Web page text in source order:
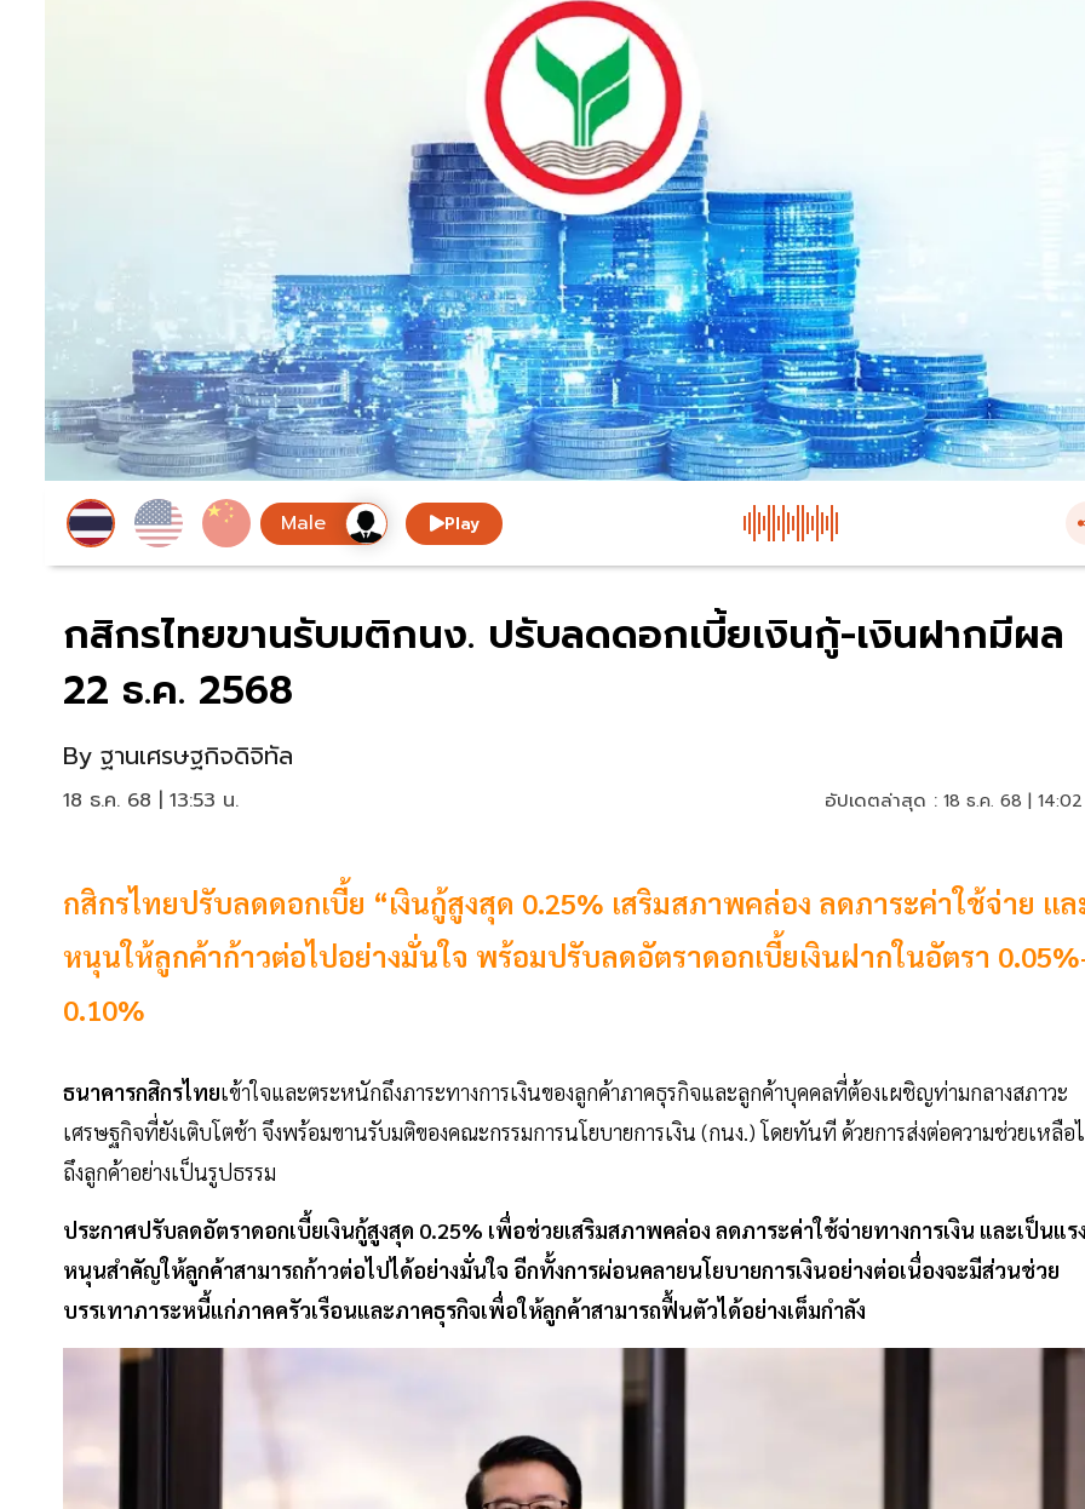
Play
กสิกรไทยขานรับมติกนง. ปรับลดดอกเบี้ยเงินกู้-เงินฝากมีผล
22 ธ.ค. 2568
By ฐานเศรษฐกิจดิจิทัล
18 ธ.ค. 68 | 13:53 น. อัปเดตล่าสุด : 18 ธ.ค. 68 |
กสิกรไทยปรับลดดอกเบี้ย “เงินกู้สูงสุด 0.25% เสริมสภาพคล่อง ลดภาระค่าใช้จ่าย แล
หนุนให้ลูกค้าก้าวต่อไปอย่างมั่นใจ พร้อมปรับลดอัตราดอกเบี้ยเงินฝากในอัตรา
0.10%
ธนาคารกสิกรไทยเข้าใจและตระหนักถึงภาระทางการเงินของลูกค้าภาคธุรกิจและลูกค้าบุคคลที่ต้องเผชิญท่ามกลางสภาวะ
เศรษฐกิจที่ยังเติบโตช้า จึงพร้อมขานรับมติของคณะกรรมการนโยบายการเงิน (กนง.) โดยทันที ด้วยการส่งต่อความช่วยเหลือ
ถึงลูกค้าอย่างเป็นรูปธรรม
ประกาศปรับลดอัตราดอกเบี้ยเงินกู้สูงสุด 0.25% เพื่อช่วยเสริมสภาพคล่อง ลดภาระค่าใช้จ่ายทางการเงิน และเป็นแร
หนุนสำคัญให้ลูกค้าสามารถก้าวต่อไปได้อย่างมั่นใจ อีกทั้งการผ่อนคลายนโยบายการเงินอย่างต่อเนื่องจะมีส่วนช่วย
บรรเทาภาระหนี้แก่ภาคครัวเรือนและภาคธุรกิจเพื่อให้ลูกค้าสามารถฟื้นตัวได้อย่างเต็มกำลัง